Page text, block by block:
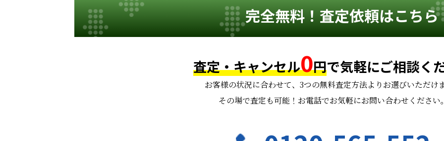
完全無料！査定依頼はこちら
査定・キャンセル0円で気軽にご相談く
お客様の状況に合わせて、 3つの無料査定方法よりお選びいただけ
その場で査定も可能！お電話でお気軽にお問い合わせください